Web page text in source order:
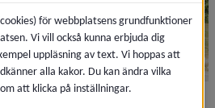
(Grubbe) – fördröjning
för webbplatsens grundfunktioner
Vi vill också kunna erbjuda dig
uppläsning av text. Vi hoppas att
alla kakor. Du kan ändra vilka
att klicka på inställningar.